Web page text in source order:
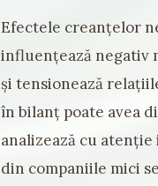
Efectele creanțelor
influențează negativ
și tensionează
în bilanț poate avea
analizează cu
din companiile mici